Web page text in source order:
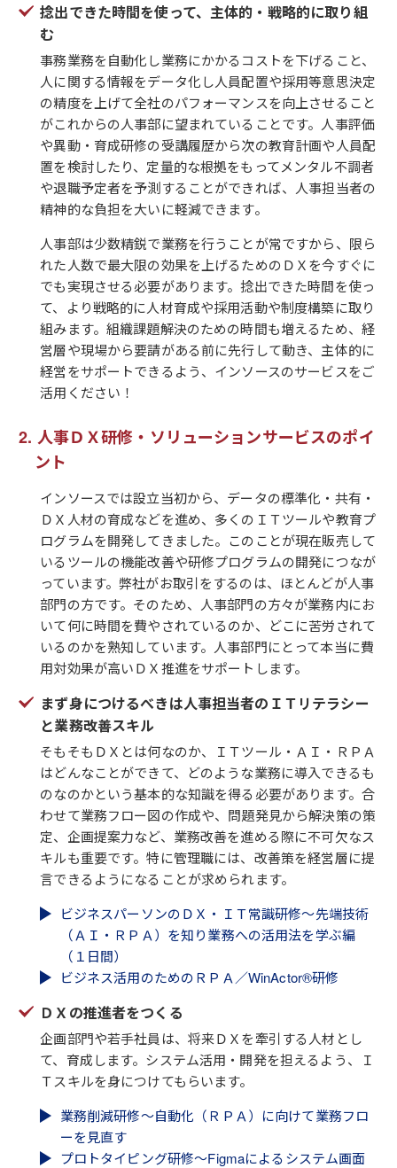
捻出できた時間を使って、主体的・戦略的に取り組
む
事務業務を自動化し業務にかかるコストを下げること、
人に関する情報をデータ化し人員配置や採用等意思決定
の精度を上げて全社のパフォーマンスを向上させること
がこれからの人事部に望まれていることです。人事評価
や異動・育成研修の受講履歴から次の教育計画や人員配
置を検討したり、定量的な根拠をもってメンタル不調者
や退職予定者を予測することができれば、人事担当者の
精神的な負担を大いに軽減できます。
人事部は少数精鋭で業務を行うことが常ですから、限ら
れた人数で最大限の効果を上げるためのＤＸを今すぐに
でも実現させる必要があります。捻出できた時間を使っ
て、より戦略的に人材育成や採用活動や制度構築に取り
組みます。組織課題解決のための時間も増えるため、経
営層や現場から要請がある前に先行して動き、主体的に
経営をサポートできるよう、インソースのサービスをご
活用ください！
人事ＤＸ研修・ソリューションサービスのポイ
ント
インソースでは設立当初から、データの標準化・共有・
ＤＸ人材の育成などを進め、多くのＩＴツールや教育プ
ログラムを開発してきました。このことが現在販売して
いるツールの機能改善や研修プログラムの開発につなが
っています。弊社がお取引をするのは、ほとんどが人事
部門の方です。そのため、人事部門の方々が業務内にお
いて何に時間を費やされているのか、どこに苦労されて
いるのかを熟知しています。人事部門にとって本当に費
用対効果が高いＤＸ推進をサポートします。
まず身につけるべきは人事担当者のＩＴリテラシー
と業務改善スキル
そもそもＤＸとは何なのか、ＩＴツール・ＡＩ・ＲＰＡ
はどんなことができて、どのような業務に導入できるも
のなのかという基本的な知識を得る必要があります。合
わせて業務フロー図の作成や、問題発見から解決策の策
定、企画提案力など、業務改善を進める際に不可欠なス
キルも重要です。特に管理職には、改善策を経営層に提
言できるようになることが求められます。
ビジネスパーソンのＤＸ・ＩＴ常識研修～先端技術
（ＡＩ・ＲＰＡ）を知り業務への活用法を学ぶ編
（１日間）
ビジネス活用のためのＲＰＡ／WinActor®研修
ＤＸの推進者をつくる
企画部門や若手社員は、将来ＤＸを牽引する人材とし
て、育成します。システム活用・開発を担えるよう、Ｉ
Ｔスキルを身につけてもらいます。
業務削減研修～自動化（ＲＰＡ）に向けて業務フロ
ーを見直す
プロトタイピング研修～Figmaによるシステム画面